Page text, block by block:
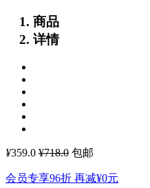
商品
详情
¥359.0 ¥718.0 包邮
会员专享96折 再减¥0元